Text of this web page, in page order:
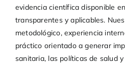
evidencia científica disponible
transparentes y aplicables.
metodológico, experiencia
práctico orientado a generar
sanitaria, las políticas de salud